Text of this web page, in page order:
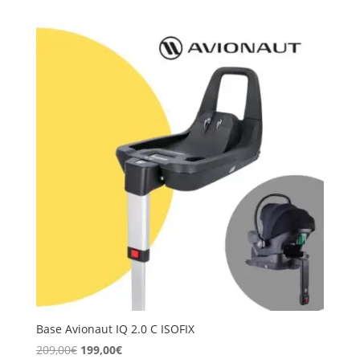
Base Avionaut IQ 2.0 C ISOFIX
209,00€ Il
199,00€Il